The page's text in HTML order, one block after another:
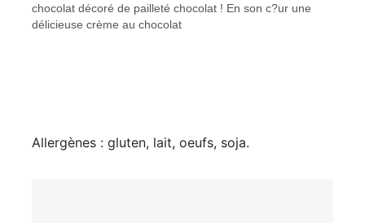
chocolat décoré de pailleté chocolat ! En son c?ur une
délicieuse crème au chocolat
Allergènes : gluten, lait, oeufs, soja.